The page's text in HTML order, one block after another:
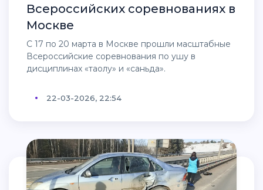
Всероссийских соревнованиях в
Москве
С 17 по 20 марта в Москве прошли масштабные
Всероссийские соревнования по ушу в
дисциплинах «таолу» и «саньда».
22-03-2026, 22:54